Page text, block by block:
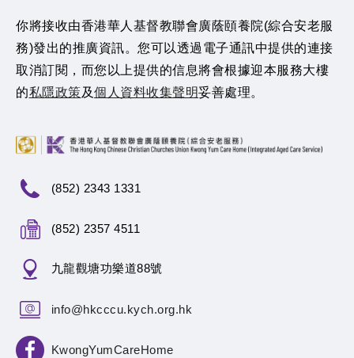
你將接收由香港華人基督教聯會廣蔭頤養院(綜合安老服
務)發出的推廣資訊。您可以透過電子通訊中提供的連接
取消訂閱，而您以上提供的信息將會根據迎本服務大樓
的私隱政策及個人資料收集聲明妥善處理。
(852) 2343 1331
(852) 2357 4511
九龍觀塘功樂道88號
info@hkcccu.kych.org.hk
KwongYumCareHome